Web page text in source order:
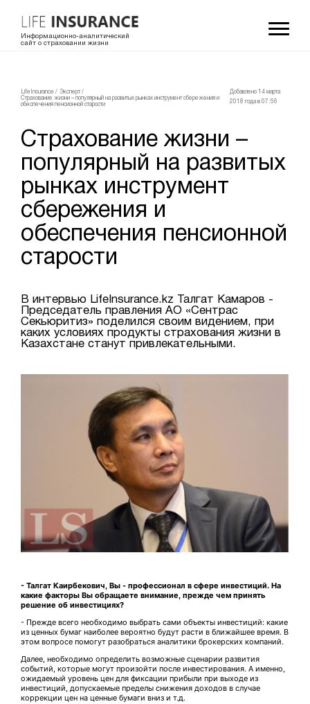
Информационно-аналитический
сайт о страховании жизни
LifeInsurance / Эксперт/
Страхование жизни – популярный на развитых рынках инструмент сбережения и
обеспечения пенсионной старости
Добавлено 14 мартa
2018 года в 07:56
Страхование жизни –
популярный на развитых
рынках инструмент
сбережения и
обеспечения пенсионной
старости
В интервью LifeInsurance.kz Талгат Камаров -
Председатель правления АО «Сентрас
Секьюритиз» поделился своим видением, при
каких условиях продукты страхования жизни в
Казахстане станут привлекательными.
- Талгат Каирбекович, Вы - профессионал в сфере инвестиций. На
какие факторы Вы обращаете внимание, прежде чем принять
решение об инвестициях?
- Прежде всего необходимо выбрать сами объекты инвестиций: какие
из ценных бумаг наиболее вероятно будут расти в ближайшее время. В
этом вопросе помогут разобраться аналитики брокерских компаний.
Далее, необходимо определить возможные сценарии развития
событий, которые могут произойти после инвестирования. А именно,
ожидаемый уровень цен для фиксации прибыли при выходе из
инвестиций, допускаемые пределы снижения доходов в случае
коррекции цен на ценные бумаги вниз и т.д.